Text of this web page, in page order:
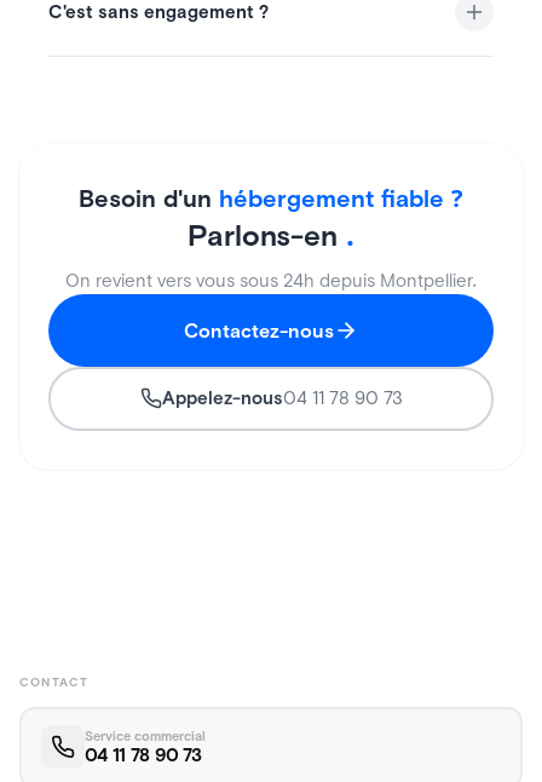
C'est sans engagement ?
Besoin d'un hébergement fiable ?
Parlons-en .
On revient vers vous sous 24h depuis Montpellier.
Contactez-nous
Appelez-nous04 11 78 90 73
CONTACT
Service commercial
04 11 78 90 73